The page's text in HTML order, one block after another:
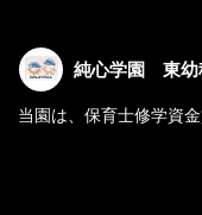
純心学園 東
当園は、保育士修学資
又、延岡市独自の事業